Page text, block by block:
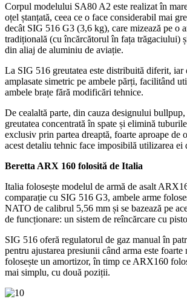
Corpul modelului SA80 A2 este realizat în
oțel ștanțată, ceea ce o face considerabil mai
decât SIG 516 G3 (3,6 kg), care mizează pe o
tradițională (cu încărcătorul în fața trăgaciului)
din aliaj de aluminiu de aviație.
La SIG 516 greutatea este distribuită diferit, iar
amplasate simetric pe ambele părți, facilitând
ambele brațe fără modificări tehnice.
De cealaltă parte, din cauza designului
greutatea concentrată în spate și elimină
exclusiv prin partea dreaptă, foarte aproape de
acest detaliu tehnic face imposibilă utilizarea ei
Beretta ARX 160 folosită de Italia
Italia folosește modelul de armă de asalt
comparație cu SIG 516 G3, ambele arme
NATO de calibrul 5,56 mm și se bazează pe
de funcționare: un sistem de reîncărcare cu
SIG 516 oferă regulatorul de gaz manual în
pentru ajustarea presiunii când arma este foarte
folosește un amortizor, în timp ce ARX160
mai simplu, cu două poziții.